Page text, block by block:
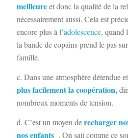
meilleureet donc la qualité de la
nécessairement aussi. Cela est
encore plus àl’adolescence, quand
la bande de copains prend le pas
famille.
c. Dans une atmosphère détendue
plus facilement lacoopération,
nombreux moments de tension.
d. C’est un moyen derecharger
nos enfants . On sait comme ce